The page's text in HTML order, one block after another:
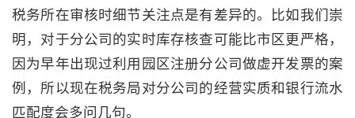
税务所在审核时细节关注点是有差异的。比如我们崇
明，对于分公司的实时库存核查可能比市区更严格，
因为早年出现过利用园区注册分公司做虚开发票的案
例，所以现在税务局对分公司的经营实质和银行流水
匹配度会多问几句。